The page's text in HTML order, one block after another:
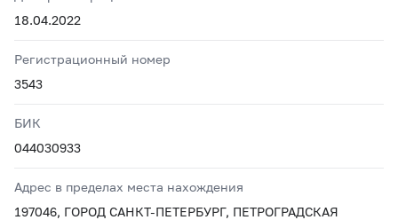
18.04.2022
Регистрационный номер
3543
БИК
044030933
Адрес в пределах места нахождения
197046, ГОРОД САНКТ-ПЕТЕРБУРГ, ПЕТРОГРАДСКАЯ